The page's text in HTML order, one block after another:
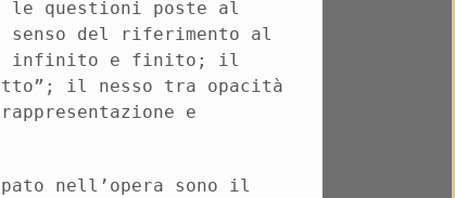
le questioni poste al
del riferimento al
infinito e finito; il
il nesso tra opacità
e
nell’opera sono il